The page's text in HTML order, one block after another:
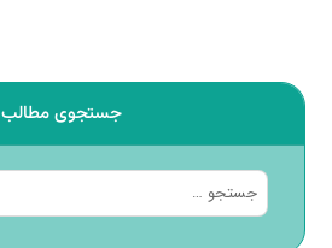
جستجوی مطالب